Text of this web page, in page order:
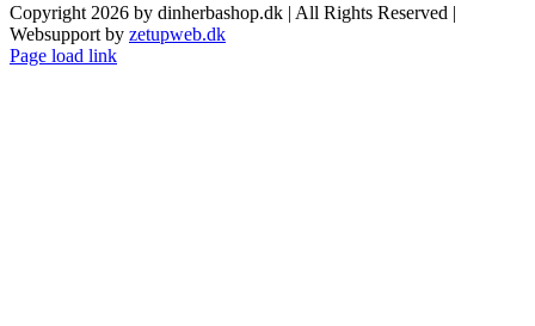
Copyright 2026 by dinherbashop.dk | All Rights Reserved |
Websupport by zetupweb.dk
Page load link